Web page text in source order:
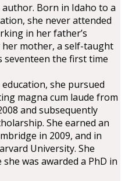
Born in Idaho to a
she never attended
in her father’s
mother, a self-taught
seventeen the first time
she pursued
magna cum laude from
and subsequently
She earned an
in 2009, and in
University. She
was awarded a PhD in